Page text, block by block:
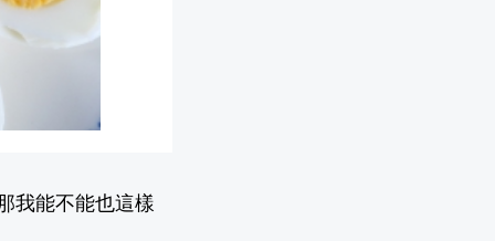
我能不能也這樣